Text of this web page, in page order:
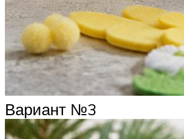
Вариант №3